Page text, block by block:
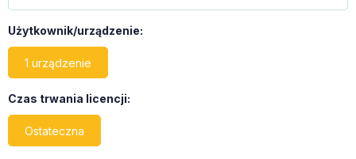
Użytkownik/urządzenie:
1 urządzenie
Czas trwania licencji:
Ostateczna